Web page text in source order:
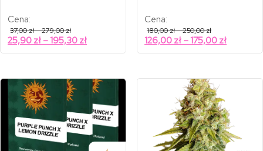
Cena:
37,00zł–279,00złZakres
cen:
od
37,00 zł
25,90 zł – 195,30 złZakres
cen:
do
195,30 zł
Cena:
180,00zł–250,00złZakres
cen:
od
180,00 zł
126,00 zł – 175,00 złZakres
cen:
do